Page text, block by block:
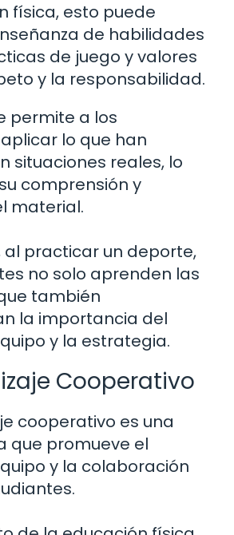
física, esto puede
de habilidades
de juego y valores
y la responsabilidad.
permite a los
lo que han
situaciones reales, lo
comprensión y
material.
al practicar un deporte,
no solo aprenden las
también
la importancia del
y la estrategia.
Cooperativo
cooperativo es una
que promueve el
y la colaboración